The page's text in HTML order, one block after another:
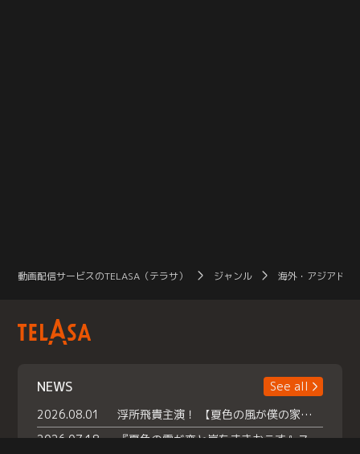
動画配信サービスのTELASA（テラサ） ジャンル 海外・アジアドラ
NEWS
See all
2026.08.01
浮所飛貴主演！ 【夏色の風が僕の家にやってきた】 本日よりテラサで独占配信スタート！
2026.07.18
『夏色の雲が恋と嵐をまきおこす』スペシャルメイキング 【Part1】2026年７月18日（土）23時30分～配信スタート！話題のシーンの裏側を大公開！豪華キャスト大集合！ 『武宮家 真夏の家族会議』開催！